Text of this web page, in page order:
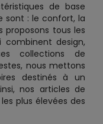
de base
sont : le confort, la
proposons tous les
combinent design,
collections de
nous mettons
destinés à un
nos articles de
plus élevées des